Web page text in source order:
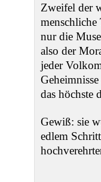
Zweifel der
menschliche
nur die
also der
jeder
das höchste
Gewiß: sie
edlem